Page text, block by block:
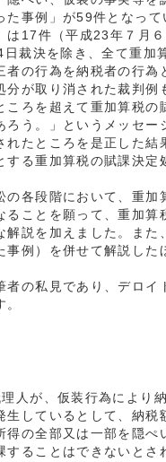
た事例」が59件となっ
は17件（平成23年７月
裁決を除き、全て重加
者の行為を納税者の行為
分が取り消された裁判例
ろを超えて重加算税の
う。」というメッセー
たところを是正した結
する重加算税の賦課決定
各段階において、重加
ることを願って、重加算
説を加えました。また
例）を併せて解説した
の私見であり、デロイ
人が、仮装行為により
生しているとして、納税
得の全部又は一部を隠ぺ
することはできないとさ